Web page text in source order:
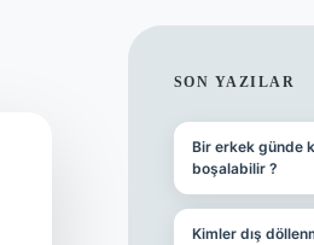
SON YAZILAR
Bir erkek günde
boşalabilir ?
Kimler dış